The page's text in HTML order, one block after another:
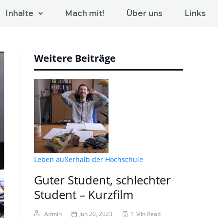
Inhalte Mach mit! Über uns Links
Weitere Beiträge
Leben außerhalb der Hochschule
Guter Student, schlechter
Student – Kurzfilm
Admin Jun 20, 2023 1 Min Read